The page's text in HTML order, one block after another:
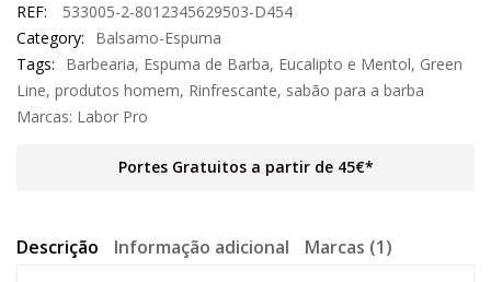
REF:
533005-2-8012345629503-D454
Category:
Balsamo-Espuma
Tags:
Barbearia, Espuma de Barba, Eucalipto e Mentol, Green
Line, produtos homem, Rinfrescante, sabão para a barba
Marcas: Labor Pro
Portes Gratuitos a partir de 45€*
Descrição Informação adicional Marcas (1)